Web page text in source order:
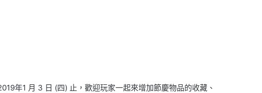
年1 月 3 日 (四) 止，歡迎玩家一起來增加節慶物品的收藏、